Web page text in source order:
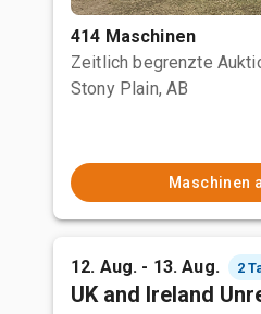
414 Maschinen
Zeitlich begrenzte
Stony Plain, AB
Maschinen
12. Aug. - 13. Aug. 2
UK and Ireland